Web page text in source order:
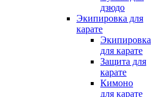
дзюдо
Экипировка для
карате
Экипировка
для карате
Защита для
карате
Кимоно
для карате